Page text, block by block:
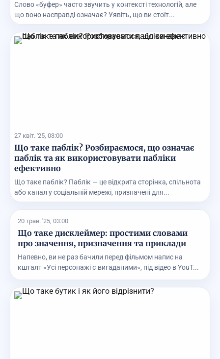
Слово «буфер» часто звучить у контексті технологій, але
що воно насправді означає? Уявіть, що ви стоїт...
27 квіт. '25, 03:00
Що таке паблік? Розбираємося, що означає
паблік та як використовувати пабліки
ефективно
Що таке паблік? Паблік — це відкрита сторінка, спільнота
або канал у соціальній мережі, призначені для...
20 трав. '25, 03:00
Що таке дисклеймер: простими словами
про значення, призначення та приклади
Напевно, ви не раз бачили перед фільмом напис на
кшталт «Усі персонажі є вигаданими», під відео в YouT...